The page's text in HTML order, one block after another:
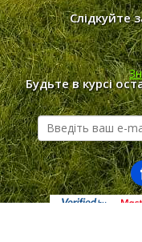
Слідкуйте
Будьте в курсі